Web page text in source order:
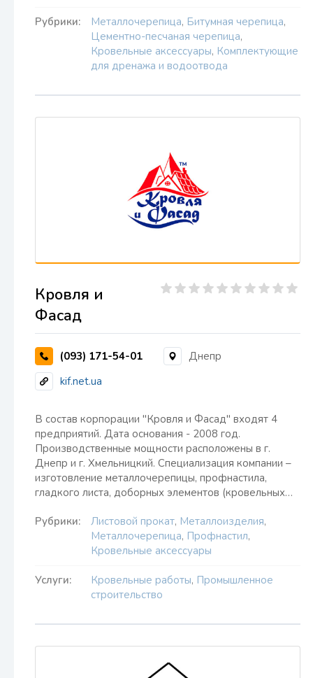
Рубрики: Металлочерепица, Битумная черепица,
Цементно-песчаная черепица,
Кровельные аксессуары, Комплектующие
для дренажа и водоотвода
Кровля и
Фасад
(093) 171-54-01
Днепр
kif.net.ua
В состав корпорации "Кровля и Фасад" входят 4
предприятий. Дата основания - 2008 год.
Производственные мощности расположены в г.
Днепр и г. Хмельницкий. Специализация компании –
изготовление металлочерепицы, профнастила,
гладкого листа, доборных элементов (кровельных…
Рубрики: Листовой прокат, Металлоизделия,
Металлочерепица, Профнастил,
Кровельные аксессуары
Услуги: Кровельные работы, Промышленное
строительство